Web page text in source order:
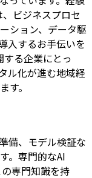
ビジネスプロセ
ション、データ駆
入するお手伝いを
する企業にとっ
ル化が進む地域経
す。
備、モデル検証な
。専門的なAI
専門知識を持